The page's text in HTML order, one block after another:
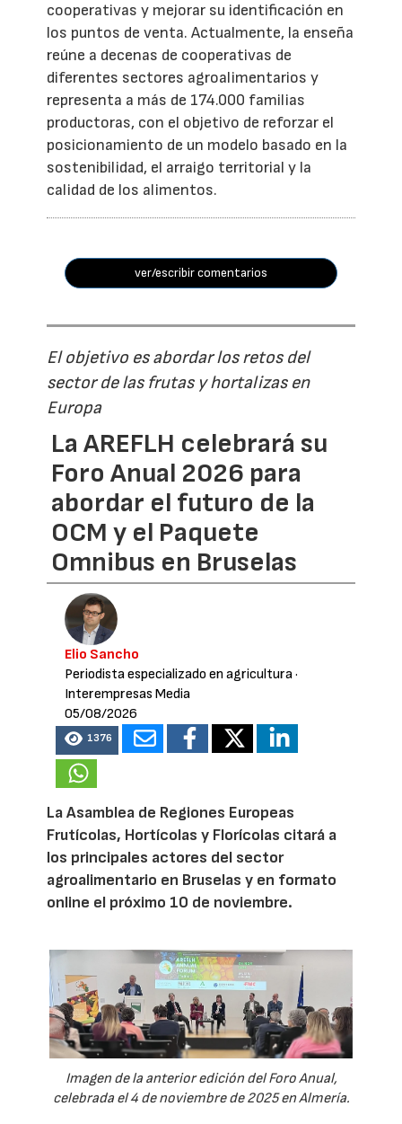
cooperativas y mejorar su identificación en
los puntos de venta. Actualmente, la enseña
reúne a decenas de cooperativas de
diferentes sectores agroalimentarios y
representa a más de 174.000 familias
productoras, con el objetivo de reforzar el
posicionamiento de un modelo basado en la
sostenibilidad, el arraigo territorial y la
calidad de los alimentos.
ver/escribir comentarios
El objetivo es abordar los retos del
sector de las frutas y hortalizas en
Europa
La AREFLH celebrará su
Foro Anual 2026 para
abordar el futuro de la
OCM y el Paquete
Omnibus en Bruselas
Elio Sancho
Periodista especializado en agricultura·
Interempresas Media
05/08/2026
1376
La Asamblea de Regiones Europeas
Frutícolas, Hortícolas y Florícolas citará a
los principales actores del sector
agroalimentario en Bruselas y en formato
online el próximo 10 de noviembre.
Imagen de la anterior edición del Foro Anual,
celebrada el 4 de noviembre de 2025 en Almería.